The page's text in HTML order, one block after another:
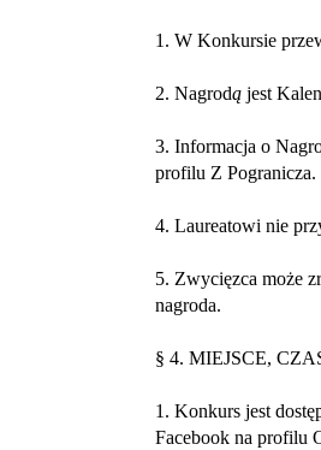
1. W Konkursie
2. Nagrodą jest
3. Informacja o
profilu Z Pogranicza.
4. Laureatowi nie
5. Zwycięzca może
nagroda.
§ 4. MIEJSCE,
1. Konkurs jest
Facebook na profilu